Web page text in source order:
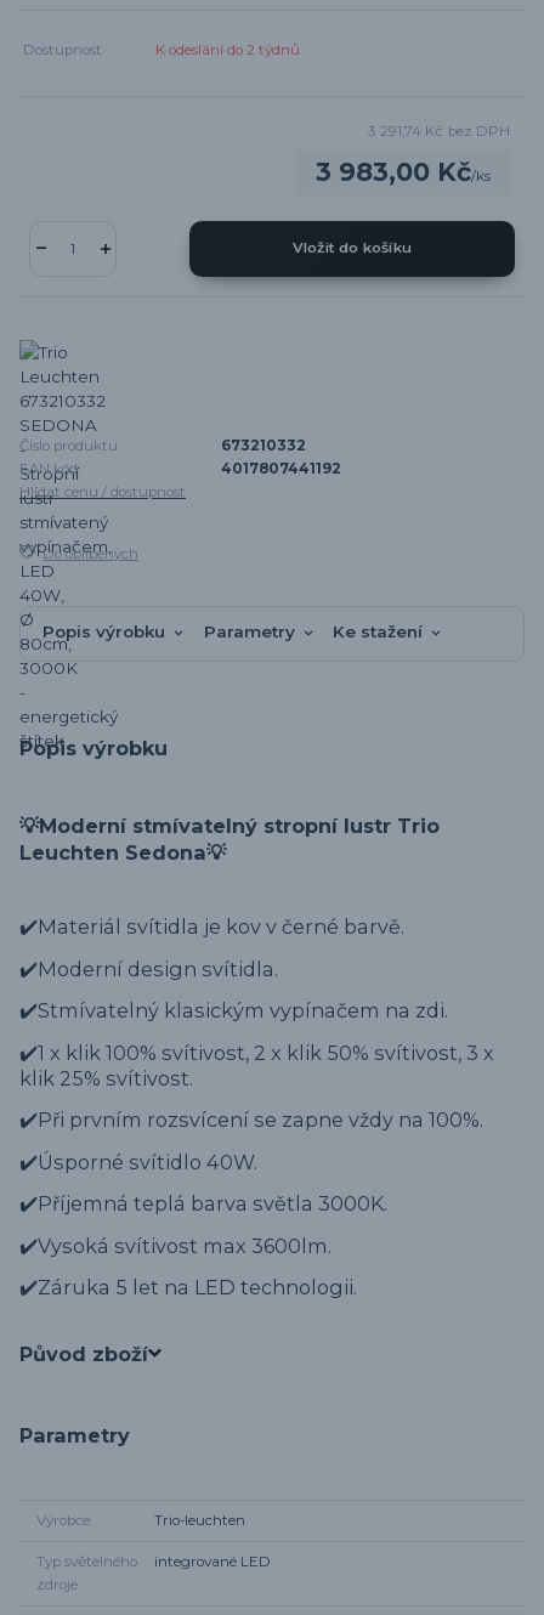
Dostupnost K odeslání do 2 týdnů
3 983,00 Kč/ks
3 291,74 Kč bez DPH
Vložit do košíku
Číslo produktu:
673210332
EAN kód:
4017807441192
Hlídat cenu / dostupnost
Do oblíbených
Popis výrobku Parametry Ke stažení
Popis výrobku
💡Moderní stmívatelný stropní lustr Trio
Leuchten Sedona💡
✔️Materiál svítidla je kov v černé barvě.
✔️Moderní design svítidla.
✔️Stmívatelný klasickým vypínačem na zdi.
✔️1 x klik 100% svítivost, 2 x klik 50% svítivost, 3 x
klik 25% svítivost.
✔️Při prvním rozsvícení se zapne vždy na 100%.
✔️Úsporné svítidlo 40W.
✔️Příjemná teplá barva světla 3000K.
✔️Vysoká svítivost max 3600lm.
✔️Záruka 5 let na LED technologii.
Původ zboží
Parametry
Výrobce Trio-leuchten
Typ světelného
zdroje
integrované LED